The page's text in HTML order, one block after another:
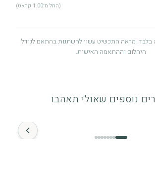
(החל מ־1.00 קראט)
מראה התכשיט עשוי להשתנות בהתאם לגודל
היהלום וההתאמה האישית.
התכשיט מיוצר מזהב איכותי (14K / 18K) ומשובץ ביהלומים טבעיים.
נוספים שאולי תאהבו